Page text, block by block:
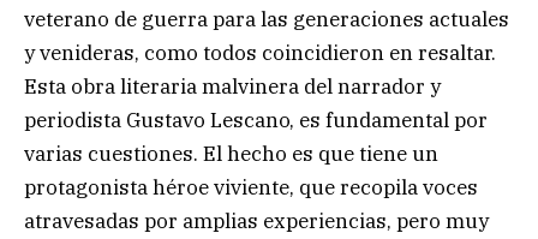
veterano de guerra para las generaciones actuales
y venideras, como todos coincidieron en resaltar.
Esta obra literaria malvinera del narrador y
periodista Gustavo Lescano, es fundamental por
varias cuestiones. El hecho es que tiene un
protagonista héroe viviente, que recopila voces
atravesadas por amplias experiencias, pero muy